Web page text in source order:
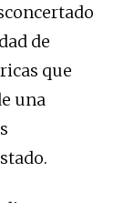
de
que
una